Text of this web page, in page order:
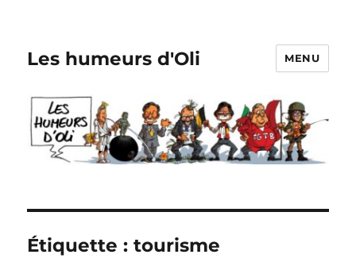
Les humeurs d'Oli MENU
Étiquette :tourisme